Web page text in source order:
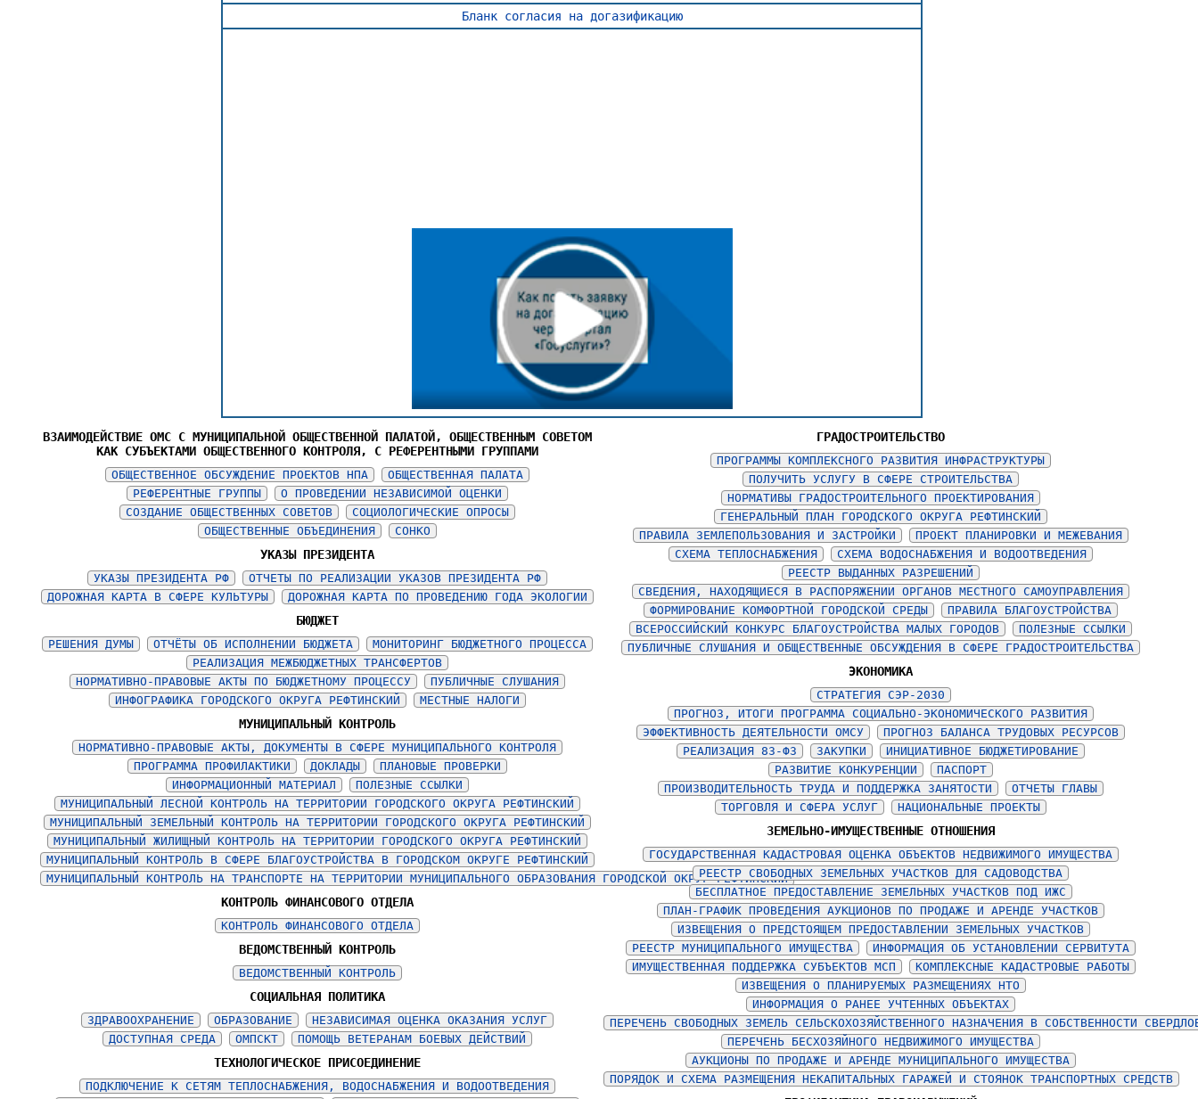
Бланк согласия на догазификацию
ВЗАИМОДЕЙСТВИЕ ОМС С МУНИЦИПАЛЬНОЙ ОБЩЕСТВЕННОЙ ПАЛАТОЙ, ОБЩЕСТВЕННЫМ СОВЕТОМ
КАК СУБЪЕКТАМИ ОБЩЕСТВЕННОГО КОНТРОЛЯ, С РЕФЕРЕНТНЫМИ ГРУППАМИ
ОБЩЕСТВЕННОЕ ОБСУЖДЕНИЕ ПРОЕКТОВ НПА
ОБЩЕСТВЕННАЯ ПАЛАТА
РЕФЕРЕНТНЫЕ ГРУППЫ
О ПРОВЕДЕНИИ НЕЗАВИСИМОЙ ОЦЕНКИ
СОЗДАНИЕ ОБЩЕСТВЕННЫХ СОВЕТОВ
СОЦИОЛОГИЧЕСКИЕ ОПРОСЫ
ОБЩЕСТВЕННЫЕ ОБЪЕДИНЕНИЯ
СОНКО
УКАЗЫ ПРЕЗИДЕНТА
УКАЗЫ ПРЕЗИДЕНТА РФ
ОТЧЕТЫ ПО РЕАЛИЗАЦИИ УКАЗОВ ПРЕЗИДЕНТА РФ
ДОРОЖНАЯ КАРТА В СФЕРЕ КУЛЬТУРЫ
ДОРОЖНАЯ КАРТА ПО ПРОВЕДЕНИЮ ГОДА ЭКОЛОГИИ
БЮДЖЕТ
РЕШЕНИЯ ДУМЫ ОТЧЁТЫ ОБ ИСПОЛНЕНИИ БЮДЖЕТА
МОНИТОРИНГ БЮДЖЕТНОГО ПРОЦЕССА
РЕАЛИЗАЦИЯ МЕЖБЮДЖЕТНЫХ ТРАНСФЕРТОВ
НОРМАТИВНО-ПРАВОВЫЕ АКТЫ ПО БЮДЖЕТНОМУ ПРОЦЕССУ
ПУБЛИЧНЫЕ СЛУШАНИЯ
ИНФОГРАФИКА ГОРОДСКОГО ОКРУГА РЕФТИНСКИЙ
МЕСТНЫЕ НАЛОГИ
МУНИЦИПАЛЬНЫЙ КОНТРОЛЬ
НОРМАТИВНО-ПРАВОВЫЕ АКТЫ, ДОКУМЕНТЫ В СФЕРЕ МУНИЦИПАЛЬНОГО КОНТРОЛЯ
ПРОГРАММА ПРОФИЛАКТИКИ
ДОКЛАДЫ
ПЛАНОВЫЕ ПРОВЕРКИ
ИНФОРМАЦИОННЫЙ МАТЕРИАЛ
ПОЛЕЗНЫЕ ССЫЛКИ
МУНИЦИПАЛЬНЫЙ ЛЕСНОЙ КОНТРОЛЬ НА ТЕРРИТОРИИ ГОРОДСКОГО ОКРУГА РЕФТИНСКИЙ
МУНИЦИПАЛЬНЫЙ ЗЕМЕЛЬНЫЙ КОНТРОЛЬ НА ТЕРРИТОРИИ ГОРОДСКОГО ОКРУГА РЕФТИНСКИЙ
МУНИЦИПАЛЬНЫЙ ЖИЛИЩНЫЙ КОНТРОЛЬ НА ТЕРРИТОРИИ ГОРОДСКОГО ОКРУГА РЕФТИНСКИЙ
МУНИЦИПАЛЬНЫЙ КОНТРОЛЬ В СФЕРЕ БЛАГОУСТРОЙСТВА В ГОРОДСКОМ ОКРУГЕ РЕФТИНСКИЙ
МУНИЦИПАЛЬНЫЙ КОНТРОЛЬ НА ТРАНСПОРТЕ НА ТЕРРИТОРИИ МУНИЦИПАЛЬНОГО ОБРАЗОВАНИЯ ГОРОДСКОЙ ОКРУГ РЕФТИНСКИЙ
КОНТРОЛЬ ФИНАНСОВОГО ОТДЕЛА
КОНТРОЛЬ ФИНАНСОВОГО ОТДЕЛА
ВЕДОМСТВЕННЫЙ КОНТРОЛЬ
ВЕДОМСТВЕННЫЙ КОНТРОЛЬ
СОЦИАЛЬНАЯ ПОЛИТИКА
ЗДРАВООХРАНЕНИЕ ОБРАЗОВАНИЕ
НЕЗАВИСИМАЯ ОЦЕНКА ОКАЗАНИЯ УСЛУГ
ДОСТУПНАЯ СРЕДА
ОМПСКТ ПОМОЩЬ ВЕТЕРАНАМ БОЕВЫХ ДЕЙСТВИЙ
ТЕХНОЛОГИЧЕСКОЕ ПРИСОЕДИНЕНИЕ
ПОДКЛЮЧЕНИЕ К СЕТЯМ ТЕПЛОСНАБЖЕНИЯ, ВОДОСНАБЖЕНИЯ И ВОДООТВЕДЕНИЯ
ГРАДОСТРОИТЕЛЬСТВО
ПРОГРАММЫ КОМПЛЕКСНОГО РАЗВИТИЯ ИНФРАСТРУКТУРЫ
ПОЛУЧИТЬ УСЛУГУ В СФЕРЕ СТРОИТЕЛЬСТВА
НОРМАТИВЫ ГРАДОСТРОИТЕЛЬНОГО ПРОЕКТИРОВАНИЯ
ГЕНЕРАЛЬНЫЙ ПЛАН ГОРОДСКОГО ОКРУГА РЕФТИНСКИЙ
ПРАВИЛА ЗЕМЛЕПОЛЬЗОВАНИЯ И ЗАСТРОЙКИ
ПРОЕКТ ПЛАНИРОВКИ И МЕЖЕВАНИЯ
СХЕМА ТЕПЛОСНАБЖЕНИЯ
СХЕМА ВОДОСНАБЖЕНИЯ И ВОДООТВЕДЕНИЯ
РЕЕСТР ВЫДАННЫХ РАЗРЕШЕНИЙ
СВЕДЕНИЯ, НАХОДЯЩИЕСЯ В РАСПОРЯЖЕНИИ ОРГАНОВ МЕСТНОГО САМОУПРАВЛЕНИЯ
ФОРМИРОВАНИЕ КОМФОРТНОЙ ГОРОДСКОЙ СРЕДЫ
ПРАВИЛА БЛАГОУСТРОЙСТВА
ВСЕРОССИЙСКИЙ КОНКУРС БЛАГОУСТРОЙСТВА МАЛЫХ ГОРОДОВ
ПОЛЕЗНЫЕ ССЫЛКИ
ПУБЛИЧНЫЕ СЛУШАНИЯ И ОБЩЕСТВЕННЫЕ ОБСУЖДЕНИЯ В СФЕРЕ ГРАДОСТРОИТЕЛЬСТВА
ЭКОНОМИКА
СТРАТЕГИЯ СЭР-2030
ПРОГНОЗ, ИТОГИ ПРОГРАММА СОЦИАЛЬНО-ЭКОНОМИЧЕСКОГО РАЗВИТИЯ
ЭФФЕКТИВНОСТЬ ДЕЯТЕЛЬНОСТИ ОМСУ
ПРОГНОЗ БАЛАНСА ТРУДОВЫХ РЕСУРСОВ
РЕАЛИЗАЦИЯ 83-ФЗ
ЗАКУПКИ
ИНИЦИАТИВНОЕ БЮДЖЕТИРОВАНИЕ
РАЗВИТИЕ КОНКУРЕНЦИИ
ПАСПОРТ
ПРОИЗВОДИТЕЛЬНОСТЬ ТРУДА И ПОДДЕРЖКА ЗАНЯТОСТИ
ОТЧЕТЫ ГЛАВЫ
ТОРГОВЛЯ И СФЕРА УСЛУГ
НАЦИОНАЛЬНЫЕ ПРОЕКТЫ
ЗЕМЕЛЬНО-ИМУЩЕСТВЕННЫЕ ОТНОШЕНИЯ
ГОСУДАРСТВЕННАЯ КАДАСТРОВАЯ ОЦЕНКА ОБЪЕКТОВ НЕДВИЖИМОГО ИМУЩЕСТВА
РЕЕСТР СВОБОДНЫХ ЗЕМЕЛЬНЫХ УЧАСТКОВ ДЛЯ САДОВОДСТВА
БЕСПЛАТНОЕ ПРЕДОСТАВЛЕНИЕ ЗЕМЕЛЬНЫХ УЧАСТКОВ ПОД ИЖС
ПЛАН-ГРАФИК ПРОВЕДЕНИЯ АУКЦИОНОВ ПО ПРОДАЖЕ И АРЕНДЕ УЧАСТКОВ
ИЗВЕЩЕНИЯ О ПРЕДСТОЯЩЕМ ПРЕДОСТАВЛЕНИИ ЗЕМЕЛЬНЫХ УЧАСТКОВ
РЕЕСТР МУНИЦИПАЛЬНОГО ИМУЩЕСТВА
ИНФОРМАЦИЯ ОБ УСТАНОВЛЕНИИ СЕРВИТУТА
ИМУЩЕСТВЕННАЯ ПОДДЕРЖКА СУБЪЕКТОВ МСП
КОМПЛЕКСНЫЕ КАДАСТРОВЫЕ РАБОТЫ
ИЗВЕЩЕНИЯ О ПЛАНИРУЕМЫХ РАЗМЕЩЕНИЯХ НТО
ИНФОРМАЦИЯ О РАНЕЕ УЧТЕННЫХ ОБЪЕКТАХ
ПЕРЕЧЕНЬ СВОБОДНЫХ ЗЕМЕЛЬ СЕЛЬСКОХОЗЯЙСТВЕННОГО НАЗНАЧЕНИЯ В СОБСТВЕННОСТИ
ПЕРЕЧЕНЬ БЕСХОЗЯЙНОГО НЕДВИЖИМОГО ИМУЩЕСТВА
АУКЦИОНЫ ПО ПРОДАЖЕ И АРЕНДЕ МУНИЦИПАЛЬНОГО ИМУЩЕСТВА
ПОРЯДОК И СХЕМА РАЗМЕЩЕНИЯ НЕКАПИТАЛЬНЫХ ГАРАЖЕЙ И СТОЯНОК ТРАНСПОРТНЫХ СРЕДСТВ